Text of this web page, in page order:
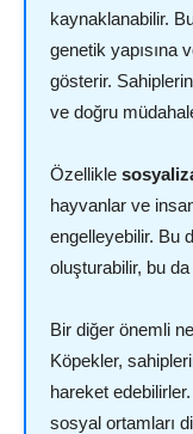
kaynaklanabilir.
genetik yapısına
gösterir.
ve doğru
Özellikle
hayvanlar ve
engelleyebilir. Bu
oluşturabilir, bu
Bir diğer önemli
Köpekler,
hareket
sosyal ortamları